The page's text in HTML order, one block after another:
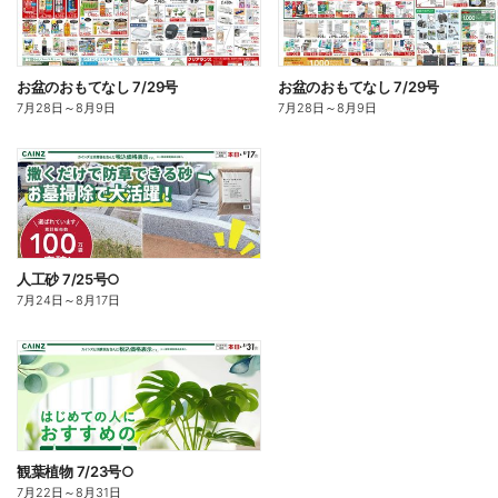
お盆のおもてなし 7/29号
7月28日 ～8月9日
お盆のおもてなし 7/29号
7月28日 ～8月9日
人工砂 7/25号○
7月24日 ～8月17日
観葉植物 7/23号○
7月22日 ～8月31日